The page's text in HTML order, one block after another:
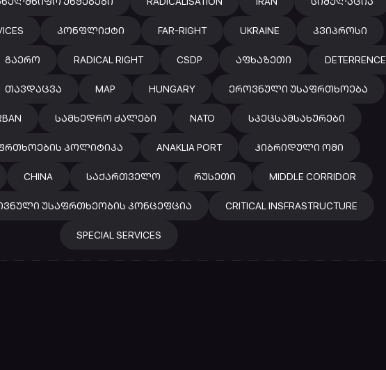
ᲙᲝᲜᲤᲚᲘᲥᲢᲘ FAR-RIGHT UKRAINE ᲙᲕᲘᲞᲠᲝᲡᲘ
ᲒᲐᲔᲠᲝ RADICAL RIGHT CSDP ᲐᲤᲮᲐᲖᲔᲗᲘ DETERRENCE
ᲗᲐᲕᲓᲐᲪᲕᲐ MAP HUNGARY ᲔᲠᲝᲕᲜᲣᲚᲘ ᲣᲡᲐᲤᲠᲗᲮᲝᲔᲑᲐ
ᲡᲐᲛᲮᲔᲓᲠᲝ ᲫᲐᲚᲔᲑᲘ NATO ᲡᲞᲔᲪᲡᲐᲛᲡᲐᲮᲣᲠᲔᲑᲘ
ᲞᲝᲚᲘᲢᲘᲙᲐ ANAKLIA PORT ᲰᲘᲑᲠᲘᲓᲣᲚᲘ ᲝᲛᲘ
CHINA ᲡᲐᲥᲐᲠᲗᲕᲔᲚᲝ ᲠᲣᲡᲔᲗᲘ MIDDLE CORRIDOR
ᲣᲡᲐᲤᲠᲗᲮᲔᲝᲑᲘᲡ ᲙᲝᲜᲪᲔᲤᲪᲘᲐ CRITICAL INSFRASTRUCTURE
SPECIAL SERVICES